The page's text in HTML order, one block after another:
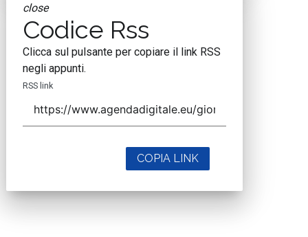
close
Codice Rss
Clicca sul pulsante per copiare il link RSS
negli appunti.
RSS link
COPIA LINK